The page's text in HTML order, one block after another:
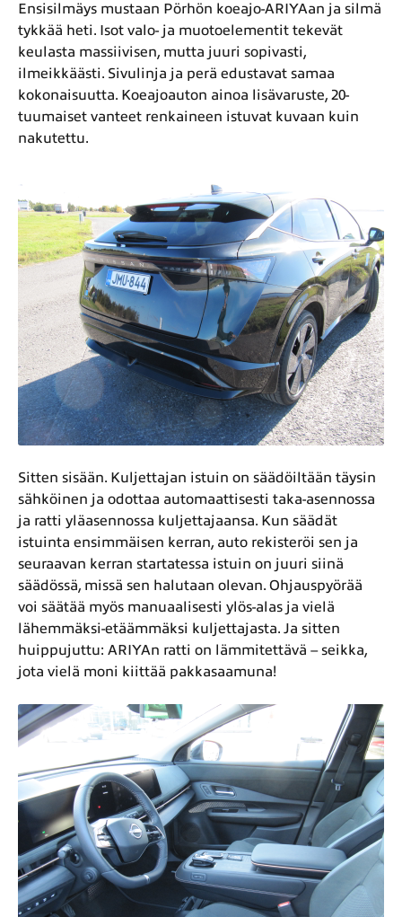
Ensisilmäys mustaan Pörhön koeajo-ARIYAan ja silmä
tykkää heti. Isot valo- ja muotoelementit tekevät
keulasta massiivisen, mutta juuri sopivasti,
ilmeikkäästi. Sivulinja ja perä edustavat samaa
kokonaisuutta. Koeajoauton ainoa lisävaruste, 20-
tuumaiset vanteet renkaineen istuvat kuvaan kuin
nakutettu.
Sitten sisään. Kuljettajan istuin on säädöiltään täysin
sähköinen ja odottaa automaattisesti taka-asennossa
ja ratti yläasennossa kuljettajaansa. Kun säädät
istuinta ensimmäisen kerran, auto rekisteröi sen ja
seuraavan kerran startatessa istuin on juuri siinä
säädössä, missä sen halutaan olevan. Ohjauspyörää
voi säätää myös manuaalisesti ylös-alas ja vielä
lähemmäksi-etäämmäksi kuljettajasta. Ja sitten
huippujuttu: ARIYAn ratti on lämmitettävä – seikka,
jota vielä moni kiittää pakkasaamuna!